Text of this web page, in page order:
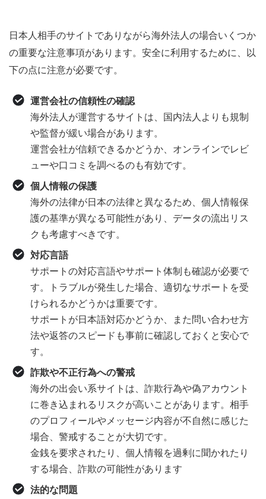
日本人相手のサイトでありながら海外法人の場合いくつか
の重要な注意事項があります。安全に利用するために、以
下の点に注意が必要です。
運営会社の信頼性の確認
海外法人が運営するサイトは、国内法人よりも規制
や監督が緩い場合があります。
運営会社が信頼できるかどうか、オンラインでレビ
ューや口コミを調べるのも有効です。
個人情報の保護
海外の法律が日本の法律と異なるため、個人情報保
護の基準が異なる可能性があり、データの流出リス
クも考慮すべきです。
対応言語
サポートの対応言語やサポート体制も確認が必要で
す。トラブルが発生した場合、適切なサポートを受
けられるかどうかは重要です。
サポートが日本語対応かどうか、また問い合わせ方
法や返答のスピードも事前に確認しておくと安心で
す。
詐欺や不正行為への警戒
海外の出会い系サイトは、詐欺行為や偽アカウント
に巻き込まれるリスクが高いことがあります。相手
のプロフィールやメッセージ内容が不自然に感じた
場合、警戒することが大切です。
金銭を要求されたり、個人情報を過剰に聞かれたり
する場合、詐欺の可能性があります
法的な問題